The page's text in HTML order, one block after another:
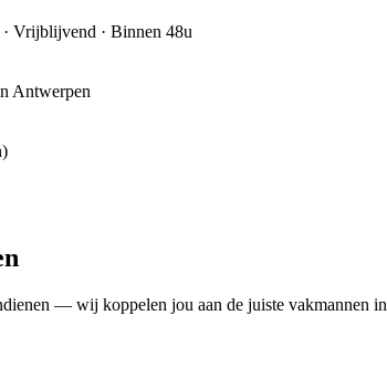
Vrijblijvend · Binnen 48u
Antwerpen
— wij koppelen jou aan de juiste vakmannen in